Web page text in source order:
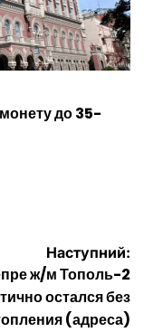
до 35-
Наступний:
ж/м Тополь-2
остался без
(адреса)